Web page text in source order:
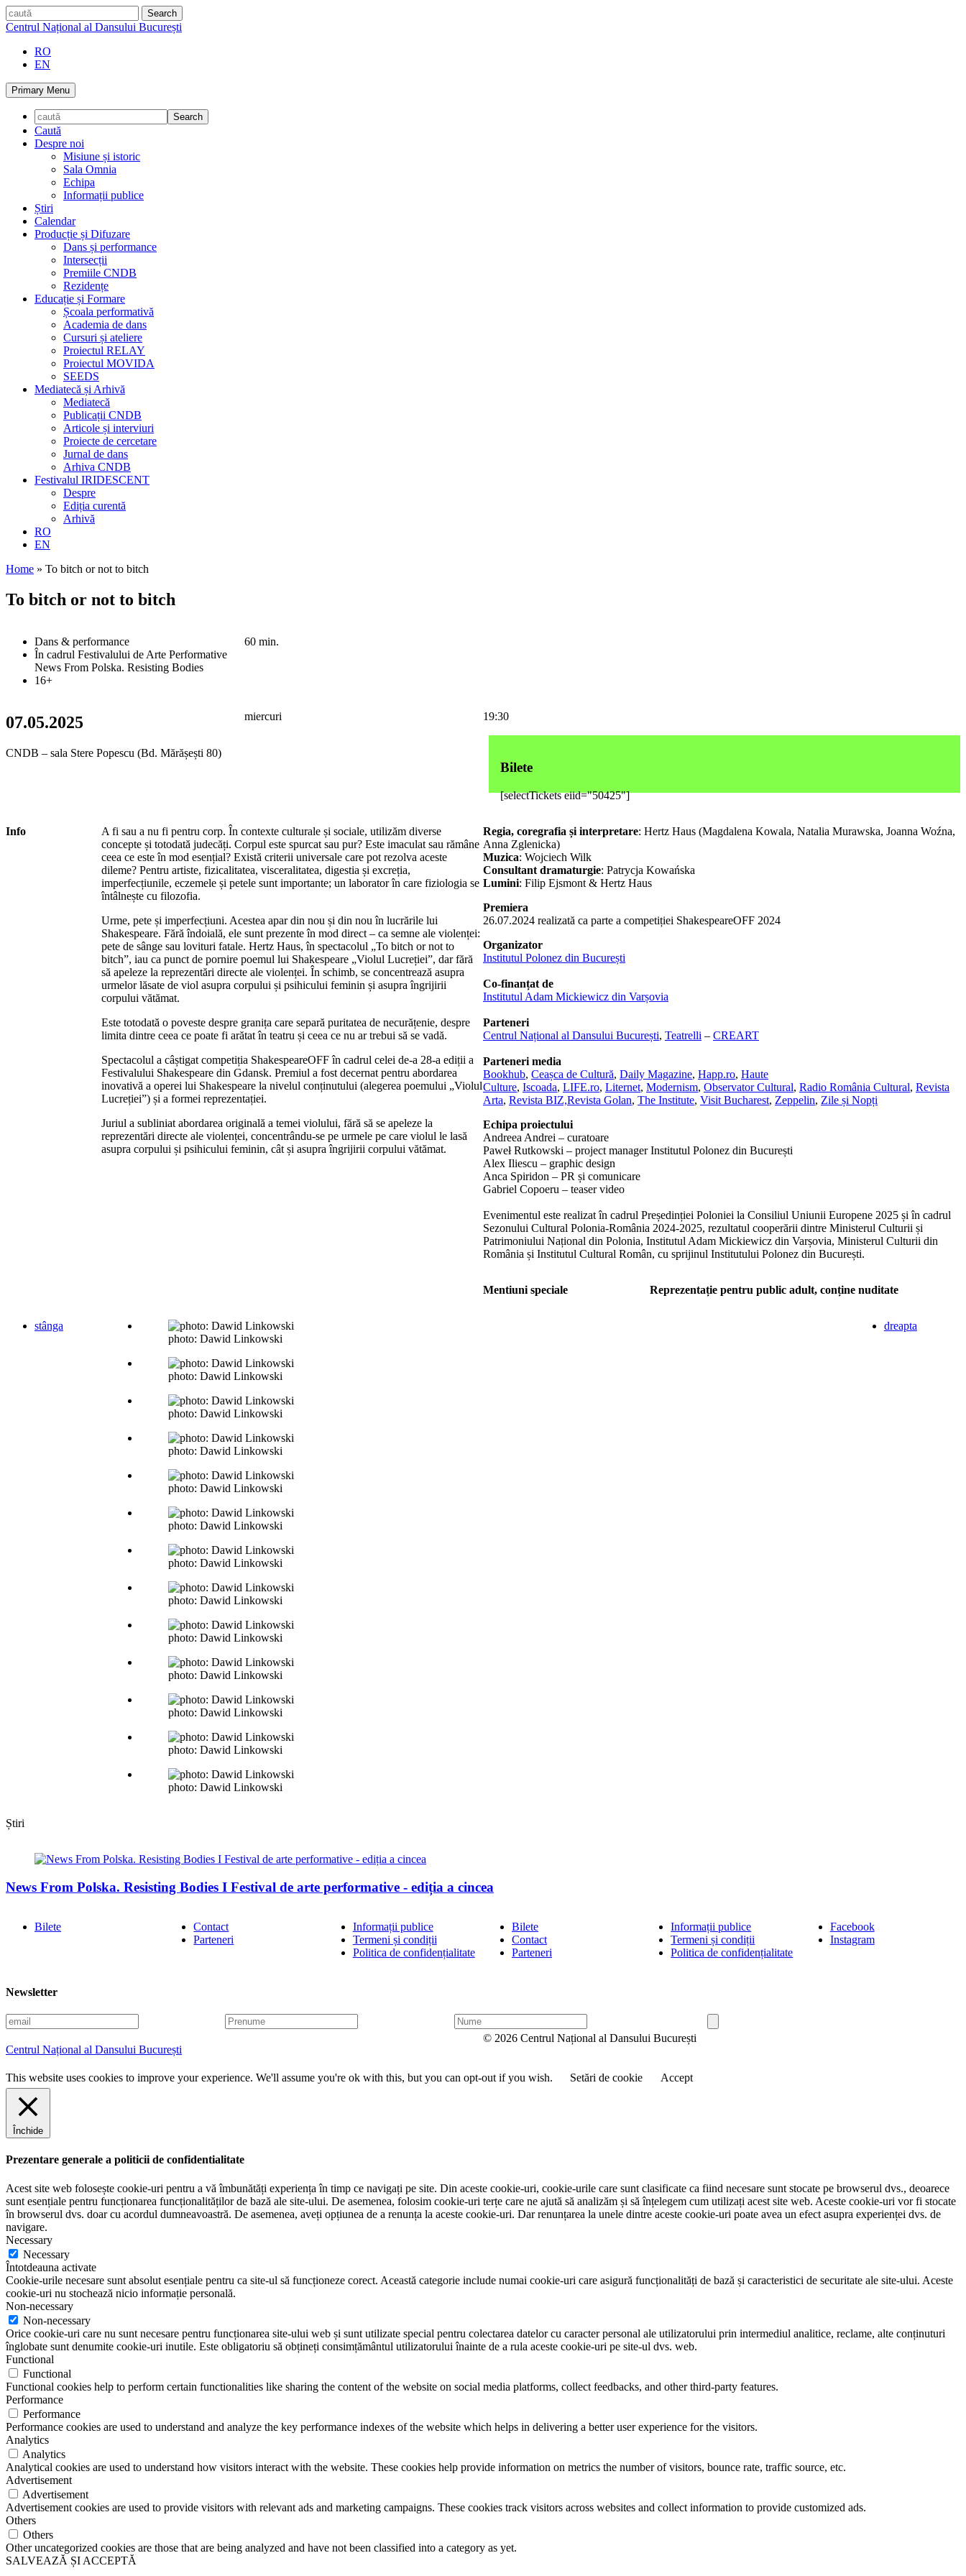
Skip
to
caută
Centrul Național al Dansului București
RO
EN
Primary Menu
Caută
Despre noi
Misiune și istoric
Sala Omnia
Echipa
Informații publice
Știri
Calendar
Producție și Difuzare
Dans și performance
Intersecții
Premiile CNDB
Rezidențe
Educație și Formare
Școala performativă
Academia de dans
Cursuri și ateliere
Proiectul RELAY
Proiectul MOVIDA
SEEDS
Mediatecă și Arhivă
Mediatecă
Publicații CNDB
Articole și interviuri
Proiecte de cercetare
Jurnal de dans
Arhiva CNDB
Festivalul IRIDESCENT
Despre
Ediția curentă
Arhivă
RO
EN
Home » To bitch or not to bitch
To bitch or not to bitch
Dans & performance
În cadrul Festivalului de Arte Performative
News From Polska. Resisting Bodies
16+
60 min.
07.05.2025 miercuri 19:30
CNDB – sala Stere Popescu (Bd. Mărășești 80)
Bilete
[selectTickets eiid="50425"]
Info
A fi sau a nu fi pentru corp. În contexte culturale și sociale, utilizăm diverse
concepte și totodată judecăți. Corpul este spurcat sau pur? Este imaculat sau rămâne
ceea ce este în mod esențial? Există criterii universale care pot rezolva aceste
dileme? Pentru artiste, fizicalitatea, visceralitatea, digestia și excreția,
imperfecțiunile, eczemele și petele sunt importante; un laborator în care fiziologia se
întâlnește cu filozofia.
Urme, pete și imperfecțiuni. Acestea apar din nou și din nou în lucrările lui
Shakespeare. Fără îndoială, ele sunt prezente în mod direct – ca semne ale violenței:
pete de sânge sau lovituri fatale. Hertz Haus, în spectacolul „To bitch or not to
bitch”, iau ca punct de pornire poemul lui Shakespeare „Violul Lucreției”, dar fără
să apeleze la reprezentări directe ale violenței. În schimb, se concentrează asupra
urmelor lăsate de viol asupra corpului și psihicului feminin și asupra îngrijirii
corpului vătămat.
Este totodată o poveste despre granița care separă puritatea de necurățenie, despre
limita dintre ceea ce poate fi arătat în teatru și ceea ce nu ar trebui să se vadă.
Spectacolul a câștigat competiția ShakespeareOFF în cadrul celei de-a 28-a ediții a
Festivalului Shakespeare din Gdansk. Premiul a fost decernat pentru abordarea
inovativă a operei lui Shakespeare la nivelul conținutului (alegerea poemului „Violul
Lucreției”) și a formei reprezentației.
Juriul a subliniat abordarea originală a temei violului, fără să se apeleze la
reprezentări directe ale violenței, concentrându-se pe urmele pe care violul le lasă
asupra corpului și psihicului feminin, cât și asupra îngrijirii corpului vătămat.
Regia, coregrafia și interpretare: Hertz Haus (Magdalena Kowala, Natalia Murawska, Joanna Woźna,
Anna Zglenicka)
Muzica: Wojciech Wilk
Consultant dramaturgie: Patrycja Kowańska
Lumini: Filip Ejsmont & Hertz Haus
Premiera
26.07.2024 realizată ca parte a competiției ShakespeareOFF 2024
Organizator
Institutul Polonez din București
Co-finanțat de
Institutul Adam Mickiewicz din Varșovia
Parteneri
Centrul Național al Dansului București, Teatrelli – CREART
Parteneri media
Bookhub, Ceașca de Cultură, Daily Magazine, Happ.ro, Haute
Culture, Iscoada, LIFE.ro, Liternet, Modernism, Observator Cultural, Radio România Cultural, Revista
Arta, Revista BIZ,Revista Golan, The Institute, Visit Bucharest, Zeppelin, Zile și Nopți
Echipa proiectului
Andreea Andrei – curatoare
Paweł Rutkowski – project manager Institutul Polonez din București
Alex Iliescu – graphic design
Anca Spiridon – PR și comunicare
Gabriel Copoeru – teaser video
Evenimentul este realizat în cadrul Președinției Poloniei la Consiliul Uniunii Europene 2025 și în cadrul
Sezonului Cultural Polonia-România 2024-2025, rezultatul cooperării dintre Ministerul Culturii și
Patrimoniului Național din Polonia, Institutul Adam Mickiewicz din Varșovia, Ministerul Culturii din
România și Institutul Cultural Român, cu sprijinul Institutului Polonez din București.
Mentiuni speciale Reprezentație pentru public adult, conține nuditate
stânga
photo: Dawid Linkowski
photo: Dawid Linkowski
photo: Dawid Linkowski
photo: Dawid Linkowski
photo: Dawid Linkowski
photo: Dawid Linkowski
photo: Dawid Linkowski
photo: Dawid Linkowski
photo: Dawid Linkowski
photo: Dawid Linkowski
photo: Dawid Linkowski
photo: Dawid Linkowski
photo: Dawid Linkowski
dreapta
Știri
News From Polska. Resisting Bodies I Festival de arte performative - ediția a cincea
Bilete
Contact
Parteneri
Informații publice
Termeni și condiții
Politica de confidențialitate
Bilete
Contact
Parteneri
Informații publice
Termeni și condiții
Politica de confidențialitate
Facebook
Instagram
Newsletter
E
m
a
i
l
P
r
u
m
N
u
Centrul Național al Dansului București
© 2026 Centrul Național al Dansului București
This website uses cookies to improve your experience. We'll assume you're ok with this, but you can opt-out if you wish. Setări de cookie Accept
Închide
Prezentare generale a politicii de confidentialitate
Acest site web folosește cookie-uri pentru a vă îmbunătăți experiența în timp ce navigați pe site. Din aceste cookie-uri, cookie-urile care sunt clasificate ca fiind necesare sunt stocate pe browserul dvs., deoarece
sunt esențiale pentru funcționarea funcționalităților de bază ale site-ului. De asemenea, folosim cookie-uri terțe care ne ajută să analizăm și să înțelegem cum utilizați acest site web. Aceste cookie-uri vor fi stocate
în browserul dvs. doar cu acordul dumneavoastră. De asemenea, aveți opțiunea de a renunța la aceste cookie-uri. Dar renunțarea la unele dintre aceste cookie-uri poate avea un efect asupra experienței dvs. de
navigare.
Necessary
Necessary
Întotdeauna activate
Cookie-urile necesare sunt absolut esențiale pentru ca site-ul să funcționeze corect. Această categorie include numai cookie-uri care asigură funcționalități de bază și caracteristici de securitate ale site-ului. Aceste
cookie-uri nu stochează nicio informație personală.
Non-necessary
Non-necessary
Orice cookie-uri care nu sunt necesare pentru funcționarea site-ului web și sunt utilizate special pentru colectarea datelor cu caracter personal ale utilizatorului prin intermediul analitice, reclame, alte conținuturi
înglobate sunt denumite cookie-uri inutile. Este obligatoriu să obțineți consimțământul utilizatorului înainte de a rula aceste cookie-uri pe site-ul dvs. web.
Functional
Functional
Functional cookies help to perform certain functionalities like sharing the content of the website on social media platforms, collect feedbacks, and other third-party features.
Performance
Performance
Performance cookies are used to understand and analyze the key performance indexes of the website which helps in delivering a better user experience for the visitors.
Analytics
Analytics
Analytical cookies are used to understand how visitors interact with the website. These cookies help provide information on metrics the number of visitors, bounce rate, traffic source, etc.
Advertisement
Advertisement
Advertisement cookies are used to provide visitors with relevant ads and marketing campaigns. These cookies track visitors across websites and collect information to provide customized ads.
Others
Others
Other uncategorized cookies are those that are being analyzed and have not been classified into a category as yet.
SALVEAZĂ ȘI ACCEPTĂ